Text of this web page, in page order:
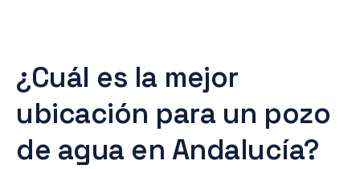
¿Cuál es la mejor
ubicación para un pozo
de agua en Andalucía?